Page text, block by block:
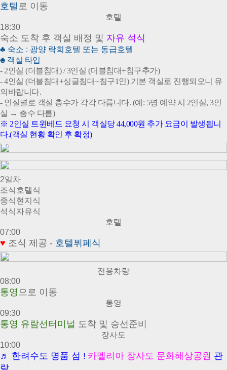
호텔 로 이동
호텔
18:30
숙소 도착 후 객실 배정 및 자유 석식
♣ 숙소 : 광양 락희호텔 또는 동급호텔
♣ 객실 타입
- 2인실 (더블침대) / 3인실 (더블침대+침구추가)
- 4인실 (더블침대+싱글침대+침구1인) 기본 객실로 진행되오니 유
의바랍니다.
- 인실별로 객실 층수가 각각 다릅니다. (예: 5명 예약 시 2인실, 3인
실 → 층수 다름)
※ 2인실 트윈베드 요청 시 객실당 44,000원 추가 요금이 발생됩니
다.(객실 현황 확인 후 확정)
2일차
조식 호텔식
중식현지식
석식자유식
호텔
07:00
♥ 조식 제공 - 호텔뷔페식
전용차량
08:00
통영 으로 이동
통영
09:30
통영 유람선터미널 도착 및 승선준비
장사도
10:00
♬ 한려수도 명품 섬 ! 카멜리아 장사도 문화해상공원 관
람